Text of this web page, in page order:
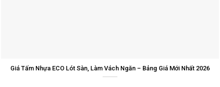
Giá Tấm Nhựa ECO Lót Sàn, Làm Vách Ngăn – Bảng Giá Mới Nhất 2026